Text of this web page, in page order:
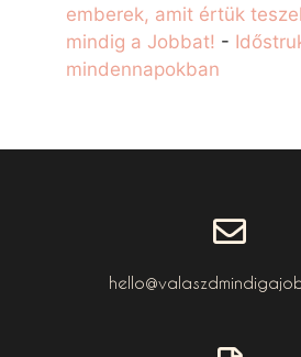
emberek, amit értük
mindig a Jobbat! -
mindennapokban